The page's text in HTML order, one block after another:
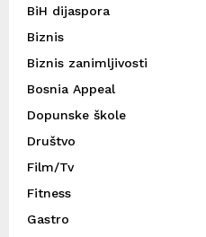
BiH dijaspora
Biznis
Biznis zanimljivosti
Bosnia Appeal
Dopunske škole
Društvo
Film/Tv
Fitness
Gastro